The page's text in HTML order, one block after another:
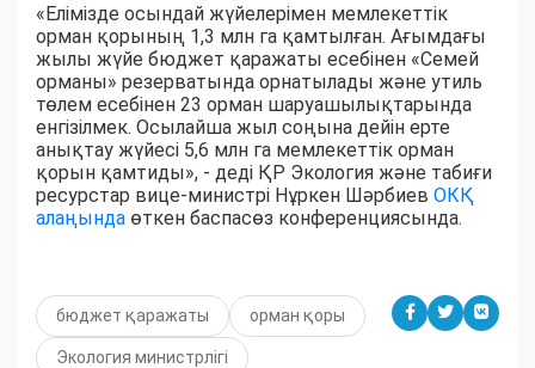
«Елімізде осындай жүйелерiмен мемлекеттiк
орман қорының 1,3 млн га қамтылған. Ағымдағы
жылы жүйе бюджет қаражаты есебінен «Семей
орманы» резерватында орнатылады және утиль
төлем есебінен 23 орман шаруашылықтарында
енгізілмек. Осылайша жыл соңына дейін ерте
анықтау жүйесі 5,6 млн га мемлекеттік орман
қорын қамтиды», - деді ҚР Экология және табиғи
ресурстар вице-министрі Нұркен Шәрбиев ОКҚ
алаңында өткен баспасөз конференциясында.
бюджет қаражаты орман қоры
Экология министрлігі